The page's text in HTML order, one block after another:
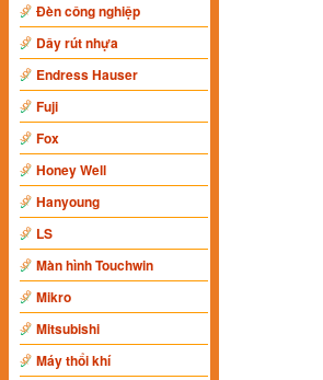
Đèn công nghiệp
Dây rút nhựa
Endress Hauser
Fuji
Fox
Honey Well
Hanyoung
LS
Màn hình Touchwin
Mikro
Mitsubishi
Máy thổi khí